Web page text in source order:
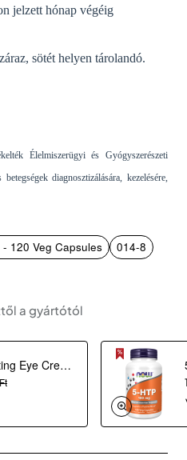
jelzett hónap végéig
sötét helyen tárolandó.
Élelmiszerügyi és Gyógyszerészeti
diagnosztizálására, kezelésére,
120 Veg Capsules
014-8
a gyártótól
2 in 1 Correcting Eye Cream (30 ml)